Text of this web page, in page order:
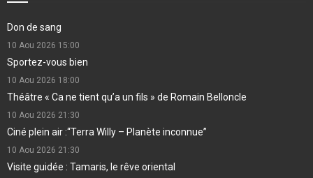
Don de sang
10 Aou 2026 15:00
Sportez-vous bien
10 Aou 2026 18:00
Théâtre « Ca ne tient qu’a un fils » de Romain Belloncle
10 Aou 2026 21:30
Ciné plein air :“Terra Willy – Planète inconnue”
10 Aou 2026 21:30
Visite guidée : Tamaris, le rêve oriental